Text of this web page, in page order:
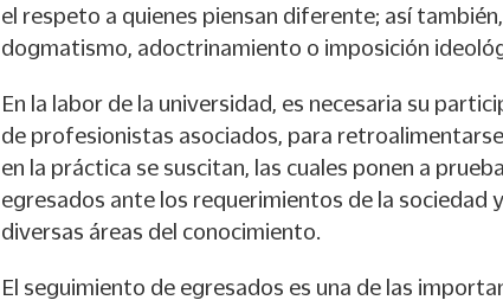
el respeto a quienes piensan diferente; así
dogmatismo, adoctrinamiento o imposición
En la labor de la universidad, es necesaria su
de profesionistas asociados, para
en la práctica se suscitan, las cuales ponen a
egresados ante los requerimientos de la sociedad
diversas áreas del conocimiento.
El seguimiento de egresados es una de las